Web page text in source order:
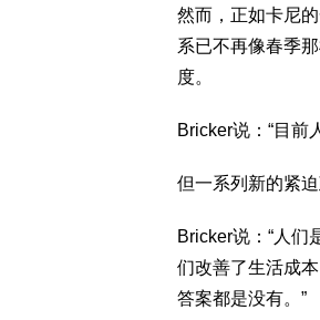
然而，正如卡尼
系已不再像春季
度。
Bricker说：“目前
但一系列新的紧
Bricker说：“人
们改善了生活成
答案都是没有。”